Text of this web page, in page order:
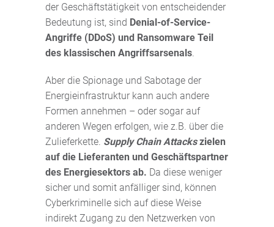
der Geschäftstätigkeit von entscheidender
Bedeutung ist, sind Denial-of-Service-
Angriffe (DDoS) und Ransomware Teil
des klassischen Angriffsarsenals.
Aber die Spionage und Sabotage der
Energieinfrastruktur kann auch andere
Formen annehmen – oder sogar auf
anderen Wegen erfolgen, wie z.B. über die
Zulieferkette. Supply Chain Attackszielen
auf die Lieferanten und Geschäftspartner
des Energiesektors ab. Da diese weniger
sicher und somit anfälliger sind, können
Cyberkriminelle sich auf diese Weise
indirekt Zugang zu den Netzwerken von